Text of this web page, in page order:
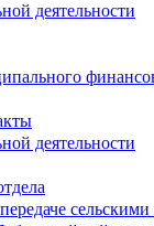
деятельности
деятельности